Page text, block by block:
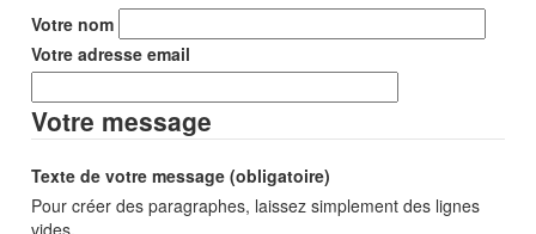
Votre nom
Votre adresse email
Votre message
Texte de votre message (obligatoire)
Pour créer des paragraphes, laissez simplement des lignes
vides.